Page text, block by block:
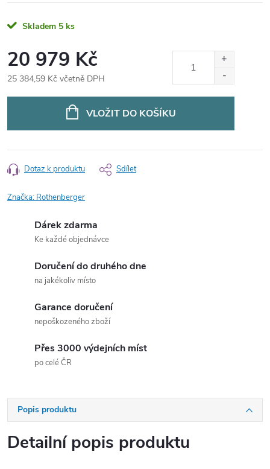
Skladem 5 ks
20 979 Kč
25 384,59 Kč včetně DPH
VLOŽIT DO KOŠÍKU
Dotaz k produktu Sdílet
Značka: Rothenberger
Dárek zdarma
Ke každé objednávce
Doručení do druhého dne
na jakékoliv místo
Garance doručení
nepoškozeného zboží
Přes 3000 výdejních míst
po celé ČR
Popis produktu
Detailní popis produktu